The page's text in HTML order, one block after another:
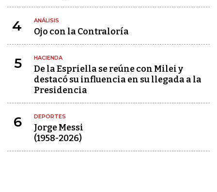
4 ANÁLISIS
Ojo con la Contraloría
5 HACIENDA
De la Espriella se reúne con Milei y
destacó su influencia en su llegada a la
Presidencia
6 DEPORTES
Jorge Messi
(1958-2026)